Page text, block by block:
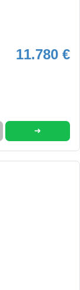
11.780 €
➜